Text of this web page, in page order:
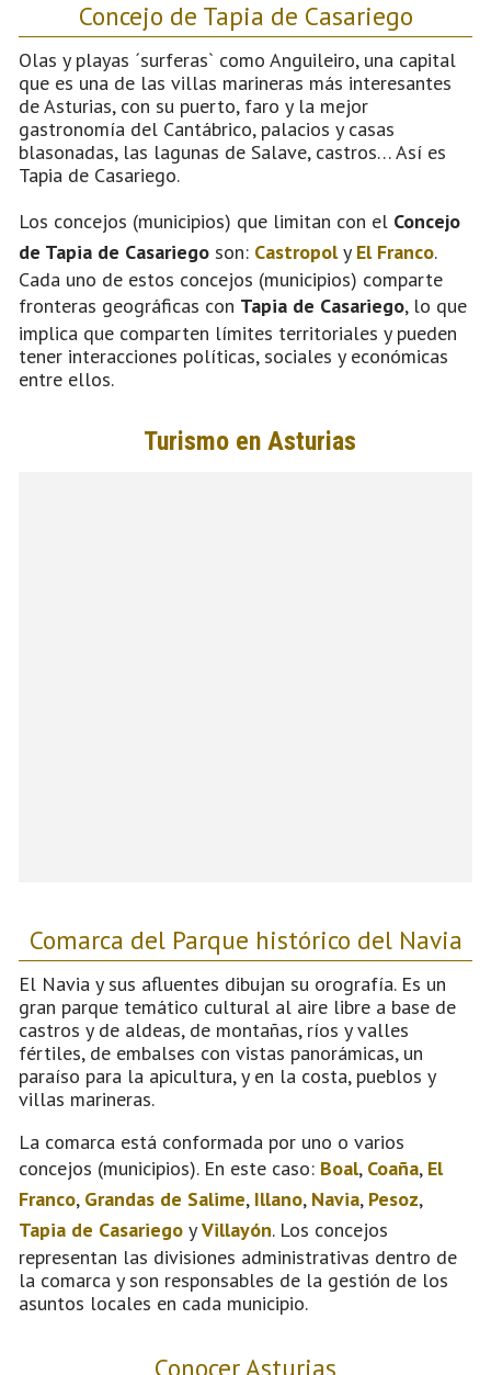
Concejo de Tapia de Casariego
Olas y playas ´surferas` como Anguileiro, una capital
que es una de las villas marineras más interesantes
de Asturias, con su puerto, faro y la mejor
gastronomía del Cantábrico, palacios y casas
blasonadas, las lagunas de Salave, castros… Así es
Tapia de Casariego.
Los concejos (municipios) que limitan con el Concejo
de Tapia de Casariego son: Castropoly El Franco.
Cada uno de estos concejos (municipios) comparte
fronteras geográficas con Tapia de Casariego, lo que
implica que comparten límites territoriales y pueden
tener interacciones políticas, sociales y económicas
entre ellos.
Comarca del Parque histórico del Navia
El Navia y sus afluentes dibujan su orografía. Es un
gran parque temático cultural al aire libre a base de
castros y de aldeas, de montañas, ríos y valles
fértiles, de embalses con vistas panorámicas, un
paraíso para la apicultura, y en la costa, pueblos y
villas marineras.
La comarca está conformada por uno o varios
concejos (municipios). En este caso: Boal, Coaña, El
Franco, Grandas de Salime, Illano, Navia, Pesoz,
Tapia de Casariego yVillayón. Los concejos
representan las divisiones administrativas dentro de
la comarca y son responsables de la gestión de los
asuntos locales en cada municipio.
Conocer Asturias